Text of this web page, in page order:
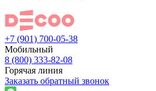
+7 (901) 700-05-38
Мобильный
8 (800) 333-82-08
Горячая линия
Заказать обратный звонок